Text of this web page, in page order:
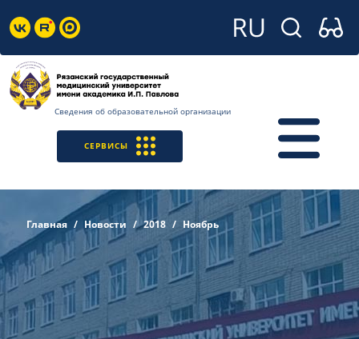
Сведения об образовательной организации
СЕРВИСЫ
Главная Новости 2018 Ноябрь